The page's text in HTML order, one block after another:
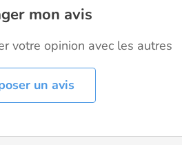
mon avis
votre opinion avec les autres
un avis